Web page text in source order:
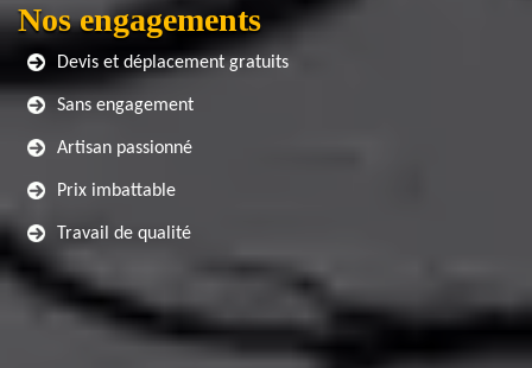
Nos engagements
Devis et déplacement gratuits
Sans engagement
Artisan passionné
Prix imbattable
Travail de qualité